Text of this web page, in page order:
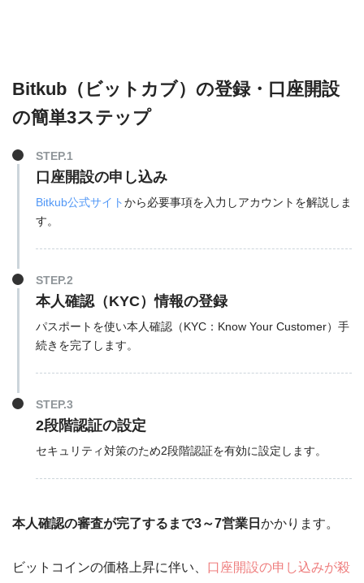
Bitkub（ビットカブ）の登録・口座開設
の簡単3ステップ
STEP.1
口座開設の申し込み
Bitkub公式サイトから必要事項を入力しアカウントを解説しま
す。
STEP.2
本人確認（KYC）情報の登録
パスポートを使い本人確認（KYC：Know Your Customer）手
続きを完了します。
STEP.3
2段階認証の設定
セキュリティ対策のため2段階認証を有効に設定します。
本人確認の審査が完了するまで3～7営業日 かかります。
ビットコインの価格上昇に伴い、 口座開設の申し込みが殺